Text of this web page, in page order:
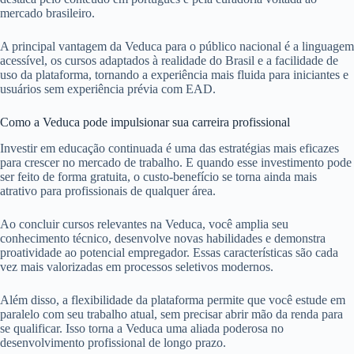
mercado brasileiro.
A principal vantagem da Veduca para o público nacional é a linguagem
acessível, os cursos adaptados à realidade do Brasil e a facilidade de
uso da plataforma, tornando a experiência mais fluida para iniciantes e
usuários sem experiência prévia com EAD.
Como a Veduca pode impulsionar sua carreira profissional
Investir em educação continuada é uma das estratégias mais eficazes
para crescer no mercado de trabalho. E quando esse investimento pode
ser feito de forma gratuita, o custo-benefício se torna ainda mais
atrativo para profissionais de qualquer área.
Ao concluir cursos relevantes na Veduca, você amplia seu
conhecimento técnico, desenvolve novas habilidades e demonstra
proatividade ao potencial empregador. Essas características são cada
vez mais valorizadas em processos seletivos modernos.
Além disso, a flexibilidade da plataforma permite que você estude em
paralelo com seu trabalho atual, sem precisar abrir mão da renda para
se qualificar. Isso torna a Veduca uma aliada poderosa no
desenvolvimento profissional de longo prazo.